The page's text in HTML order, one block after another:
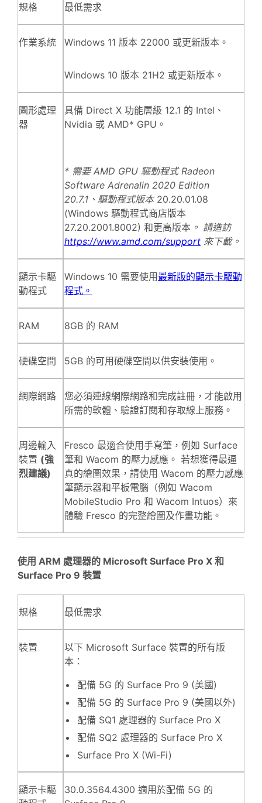
規格 最低需求
作業系統 Windows 11 版本 22000 或更新版本。
Windows 10 版本 21H2 或更新版本。
圖形處理
器
具備 Direct X 功能層級 12.1 的 Intel、
Nvidia 或 AMD* GPU。
* 需要 AMD GPU 驅動程式 Radeon
Software Adrenalin 2020 Edition
20.7.1、驅動程式版本 20.20.01.08
(Windows 驅動程式商店版本
27.20.2001.8002) 和更高版本 。 請造訪
https://www.amd.com/support 來下載。
顯示卡驅
動程式
Windows 10 需要使用最新版的顯示卡驅動
程式。
RAM 8GB 的 RAM
硬碟空間 5GB 的可用硬碟空間以供安裝使用。
網際網路
您必須連線網際網路和完成註冊，才能啟用
所需的軟體、驗證訂閱和存取線上服務。
周邊輸入
裝置 (強
烈建議)
Fresco 最適合使用手寫筆，例如 Surface
筆和 Wacom 的壓力感應。 若想獲得最逼
真的繪圖效果，請使用 Wacom 的壓力感應
筆顯示器和平板電腦（例如 Wacom
MobileStudio Pro 和 Wacom Intuos）來
體驗 Fresco 的完整繪圖及作畫功能。
使用 ARM 處理器的 Microsoft Surface Pro X 和
Surface Pro 9 裝置
規格 最低需求
裝置
以下 Microsoft Surface 裝置的所有版
本：
配備 5G 的 Surface Pro 9 (美國)
配備 5G 的 Surface Pro 9 (美國以外)
配備 SQ1 處理器的 Surface Pro X
配備 SQ2 處理器的 Surface Pro X
Surface Pro X (Wi-Fi)
顯示卡驅
30.0.3564.4300 適用於配備 5G 的